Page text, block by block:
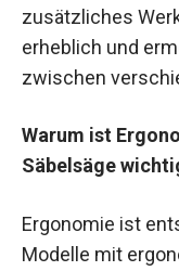
zusätzliches
erheblich und
zwischen
Warum ist
Säbelsäge
Ergonomie ist
Modelle mit